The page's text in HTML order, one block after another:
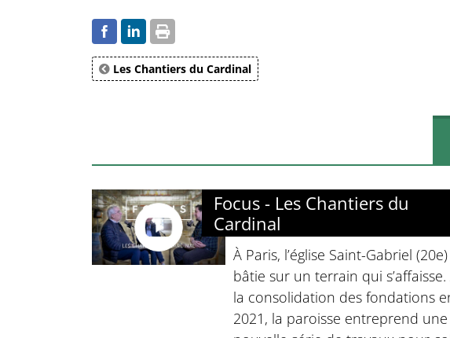
Les Chantiers du Cardinal
Focus - Les Chantiers du
Cardinal
À Paris, l’église Saint-Gabriel
bâtie sur un terrain qui
la consolidation des fondations
2021, la paroisse entreprend une